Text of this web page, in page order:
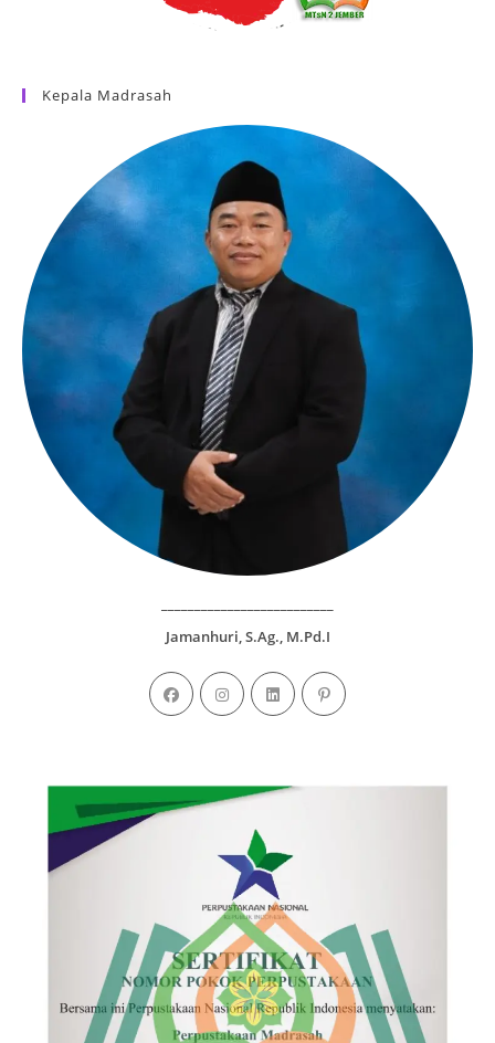
Kepala Madrasah
Jamanhuri, S.Ag., M.Pd.I